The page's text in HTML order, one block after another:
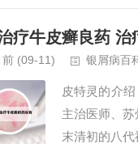
疗牛皮癣良药
前 (09-11) 银屑病百
皮特灵的介
主治医师、
末清初的八